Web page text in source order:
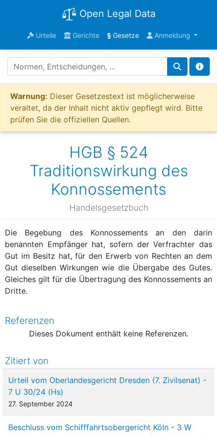
Open Legal Data
Urteile Gerichte §Gesetze Anmeldung
Warnung: Dieser Gesetzestext ist möglicherweise
veraltet, da der Inhalt nicht aktiv gepflegt wird. Bitte
prüfen Sie die offiziellen Quellen.
HGB § 524
Traditionswirkung des
Konnossements
Handelsgesetzbuch
Die Begebung des Konnossements an den darin
benannten Empfänger hat, sofern der Verfrachter das
Gut im Besitz hat, für den Erwerb von Rechten an dem
Gut dieselben Wirkungen wie die Übergabe des Gutes.
Gleiches gilt für die Übertragung des Konnossements an
Dritte.
Referenzen
Dieses Dokument enthält keine Referenzen.
Zitiert von
Urteil vom Oberlandesgericht Dresden (7. Zivilsenat) -
7 U 30/24 (Hs)
27. September 2024
Beschluss vom Schifffahrtsobergericht Köln - 3 W